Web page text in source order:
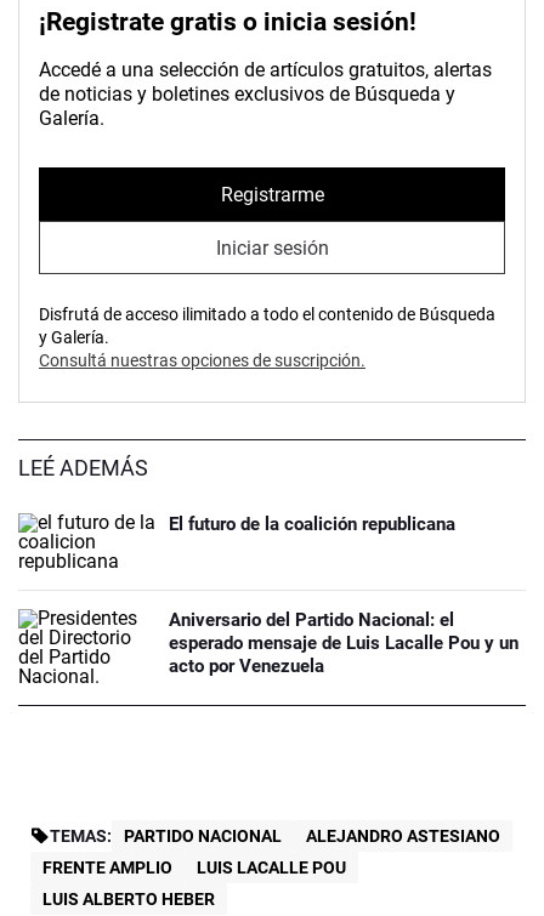
¡Registrate gratis o inicia sesión!
Accedé a una selección de artículos gratuitos, alertas
de noticias y boletines exclusivos de Búsqueda y
Galería.
Registrarme
Iniciar sesión
Disfrutá de acceso ilimitado a todo el contenido de Búsqueda
y Galería.
Consultá nuestras opciones de suscripción.
LEÉ ADEMÁS
El futuro de la coalición republicana
Aniversario del Partido Nacional: el
esperado mensaje de Luis Lacalle Pou y un
acto por Venezuela
TEMAS: PARTIDO NACIONAL
ALEJANDRO ASTESIANO
FRENTE AMPLIO
LUIS LACALLE POU
LUIS ALBERTO HEBER